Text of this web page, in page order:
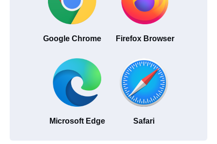
Google Chrome Firefox Browser
Microsoft Edge Safari